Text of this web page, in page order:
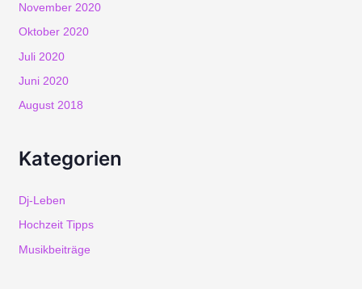
November 2020
Oktober 2020
Juli 2020
Juni 2020
August 2018
Kategorien
Dj-Leben
Hochzeit Tipps
Musikbeiträge